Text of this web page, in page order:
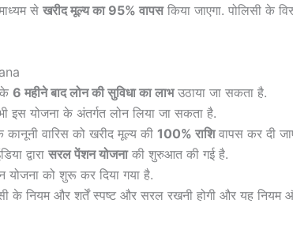
से खरीद मूल्य का 95% वापसकिया जाएगा. पोलिसी के
6 महीने बाद लोन की सुविधा का लाभउठाया जा सकता है.
इस योजना के अंतर्गत लोन लिया जा सकता है.
वारिस को खरीद मूल्य की 100% राशिवापस कर दी
द्वारा सरल पेंशन योजनाकी शुरुआत की गई है.
योजना को शुरू कर दिया गया है.
के नियम और शर्तें स्पष्ट और सरल रखनी होगी और यह नियम